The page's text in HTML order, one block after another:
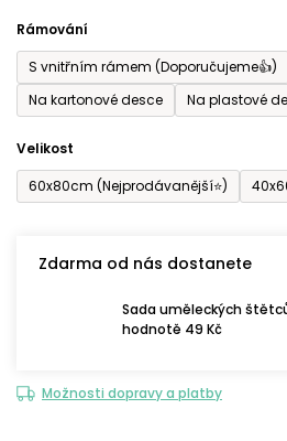
Rámování
S vnitřním rámem (Doporučujeme👍)
Na kartonové desce
Na plastové
Velikost
60x80cm (Nejprodávanější⭐)
Zdarma od nás dostanete
Sada uměleckých
hodnotě 49 Kč
Možnosti dopravy a platby
5
hvězdiček.